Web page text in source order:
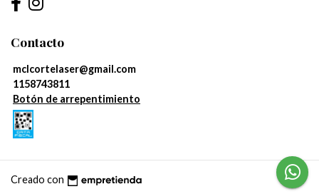
Contacto
mclcortelaser@gmail.com
1158743811
Botón de arrepentimiento
Creado con